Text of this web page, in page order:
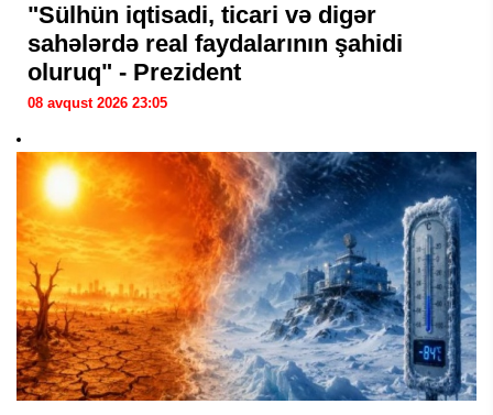
"Sülhün iqtisadi, ticari və digər
sahələrdə real faydalarının şahidi
oluruq" - Prezident
08 avqust 2026 23:05